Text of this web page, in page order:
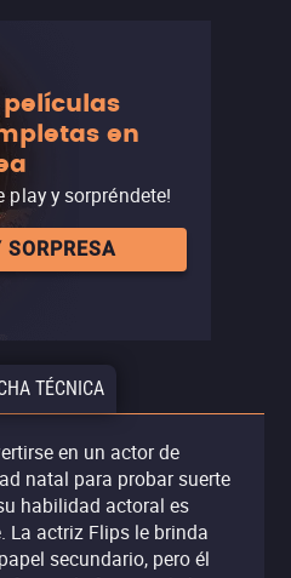
en
play y sorpréndete!
SORPRESA
TÉCNICA
en un actor de
natal para probar suerte
habilidad actoral es
La actriz Flips le brinda
secundario, pero él